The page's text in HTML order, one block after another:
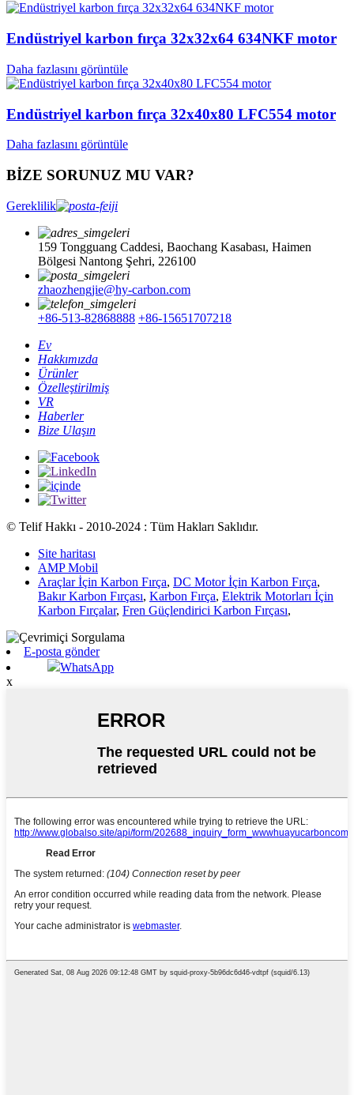
Endüstriyel karbon fırça 32x32x64 634NKF motor
Daha fazlasını görüntüle
Endüstriyel karbon fırça 32x40x80 LFC554 motor
Daha fazlasını görüntüle
BİZE SORUNUZ MU VAR?
Gereklilik
159 Tongguang Caddesi, Baochang Kasabası, Haimen
Bölgesi Nantong Şehri, 226100
zhaozhengjie@hy-carbon.com
+86-513-82868888 +86-15651707218
Ev
Hakkımızda
Ürünler
Özelleştirilmiş
VR
Haberler
Bize Ulaşın
© Telif Hakkı - 2010-2024 : Tüm Hakları Saklıdır.
Site haritası
AMP Mobil
Araçlar İçin Karbon Fırça, DC Motor İçin Karbon Fırça,
Bakır Karbon Fırçası, Karbon Fırça, Elektrik Motorları İçin
Karbon Fırçalar, Fren Güçlendirici Karbon Fırçası,
E-posta gönder
WhatsApp
x